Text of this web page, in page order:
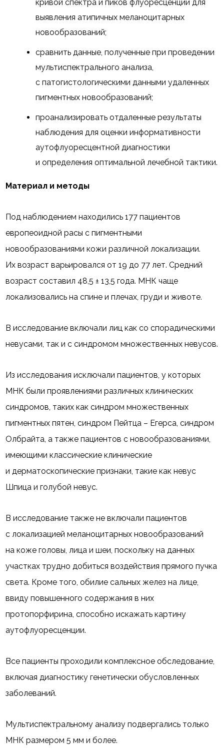
кривой спектра и пиков флуоресценции для
выявления атипичных меланоцитарных
новообразований;
сравнить данные, полученные при проведении
мультиспектрального анализа,
с патогистологическими данными удаленных
пигментных новообразований;
проанализировать отдаленные результаты
наблюдения для оценки информативности
аутофлуоресцентной диагностики
и определения оптимальной лечебной тактики.
Материал и методы
Под наблюдением находились 177 пациентов
европеоидной расы с пигментными
новообразованиями кожи различной локализации.
Их возраст варьировался от 19 до 77 лет. Средний
возраст составил 48,5 ± 13,5 года. МНК чаще
локализовались на спине и плечах, груди и животе.
В исследование включали лиц как со спорадическими
невусами, так и с синдромом множественных невусов.
Из исследования исключали пациентов, у которых
МНК были проявлениями различных клинических
синдромов, таких как синдром множественных
пигментных пятен, синдром Пейтца – Егерса, синдром
Олбрайта, а также пациентов с новообразованиями,
имеющими классические клинические
и дерматоскопические признаки, такие как невус
Шпица и голубой невус.
В исследование также не включали пациентов
с локализацией меланоцитарных новообразований
на коже головы, лица и шеи, поскольку на данных
участках трудно добиться воздействия прямого пучка
света. Кроме того, обилие сальных желез на лице,
ввиду повышенного содержания в них
протопорфирина, способно искажать картину
аутофлуоресценции.
Все пациенты проходили комплексное обследование,
включая диагностику генетически обусловленных
заболеваний.
Мультиспектральному анализу подвергались только
МНК размером 5 мм и более.